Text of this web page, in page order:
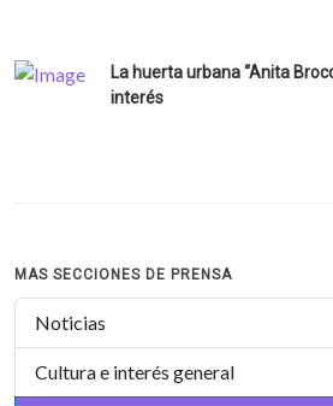
La huerta urbana “Anita
interés
MAS SECCIONES DE PRENSA
Noticias
Cultura e interés general